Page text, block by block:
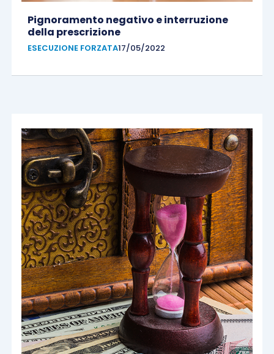
Pignoramento negativo e interruzione
della prescrizione
ESECUZIONE FORZATA17/05/2022